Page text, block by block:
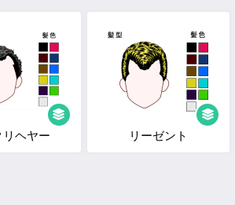
リヘヤー リーゼント